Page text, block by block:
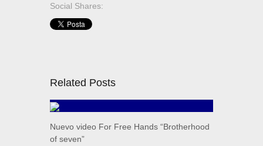
Social Shares:
Related Posts
Nuevo video For Free Hands “Brotherhood
of seven”